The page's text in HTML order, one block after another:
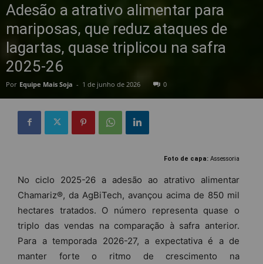
Adesão a atrativo alimentar para
mariposas, que reduz ataques de
lagartas, quase triplicou na safra
2025-26
Por Equipe Mais Soja - 1 de junho de 2026 0
Foto de capa: Assessoria
No ciclo 2025-26 a adesão ao atrativo alimentar
Chamariz®, da AgBiTech, avançou acima de 850 mil
hectares tratados. O número representa quase o
triplo das vendas na comparação à safra anterior.
Para a temporada 2026-27, a expectativa é a de
manter forte o ritmo de crescimento na